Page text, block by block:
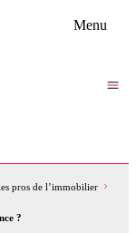
Menu
pros de l’immobilier
?